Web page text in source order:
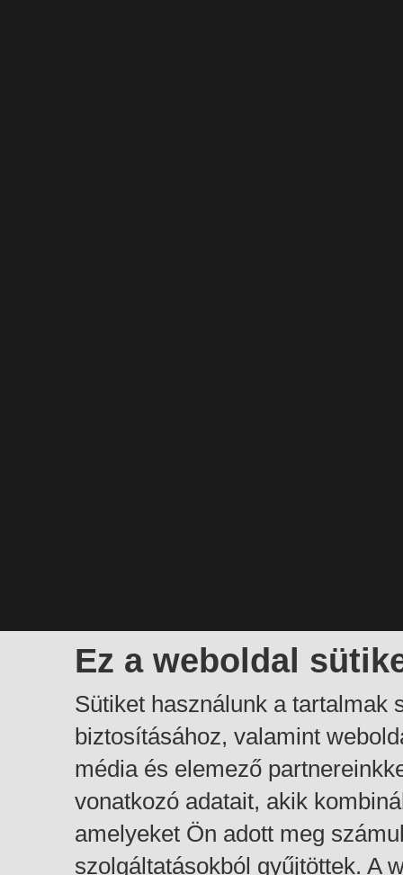
Ez a weboldal
Sütiket használunk a tartalmak
biztosításához, valamint
média és elemező
vonatkozó adatait, akik
amelyeket Ön adott meg
szolgáltatásokból gyűjtöttek. A